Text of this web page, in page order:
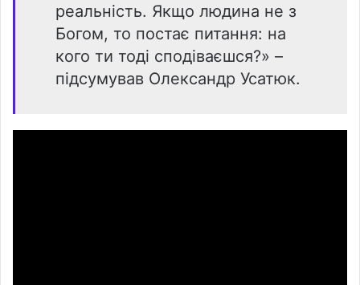
реальність. Якщо людина не з
Богом, то постає питання: на
кого ти тоді сподіваєшся?» –
підсумував Олександр Усатюк.